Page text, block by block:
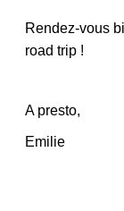
Rendez-vous
road trip !
A presto,
Emilie